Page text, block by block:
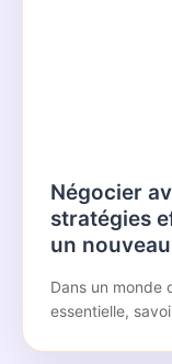
Négocier
stratégies
un
Dans un monde
essentielle,